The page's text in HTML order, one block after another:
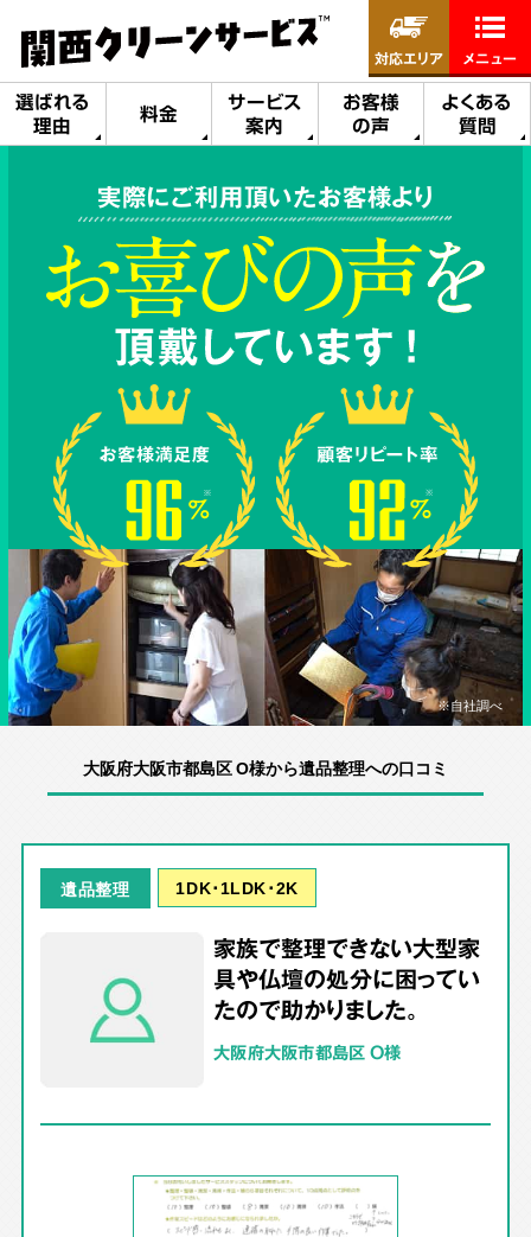
選ばれる
理由
料金
サービス
案内
お客様
の声
よくある
質問
対応エリア メニュー
実際にご利用頂いたお客様より
※自社調べ
大阪府大阪市都島区 O様から遺品整理への口コミ
遺品整理 1DK･1LDK･2K
家族で整理できない大型家
具や仏壇の処分に困ってい
たので助かりました。
大阪府大阪市都島区 O様